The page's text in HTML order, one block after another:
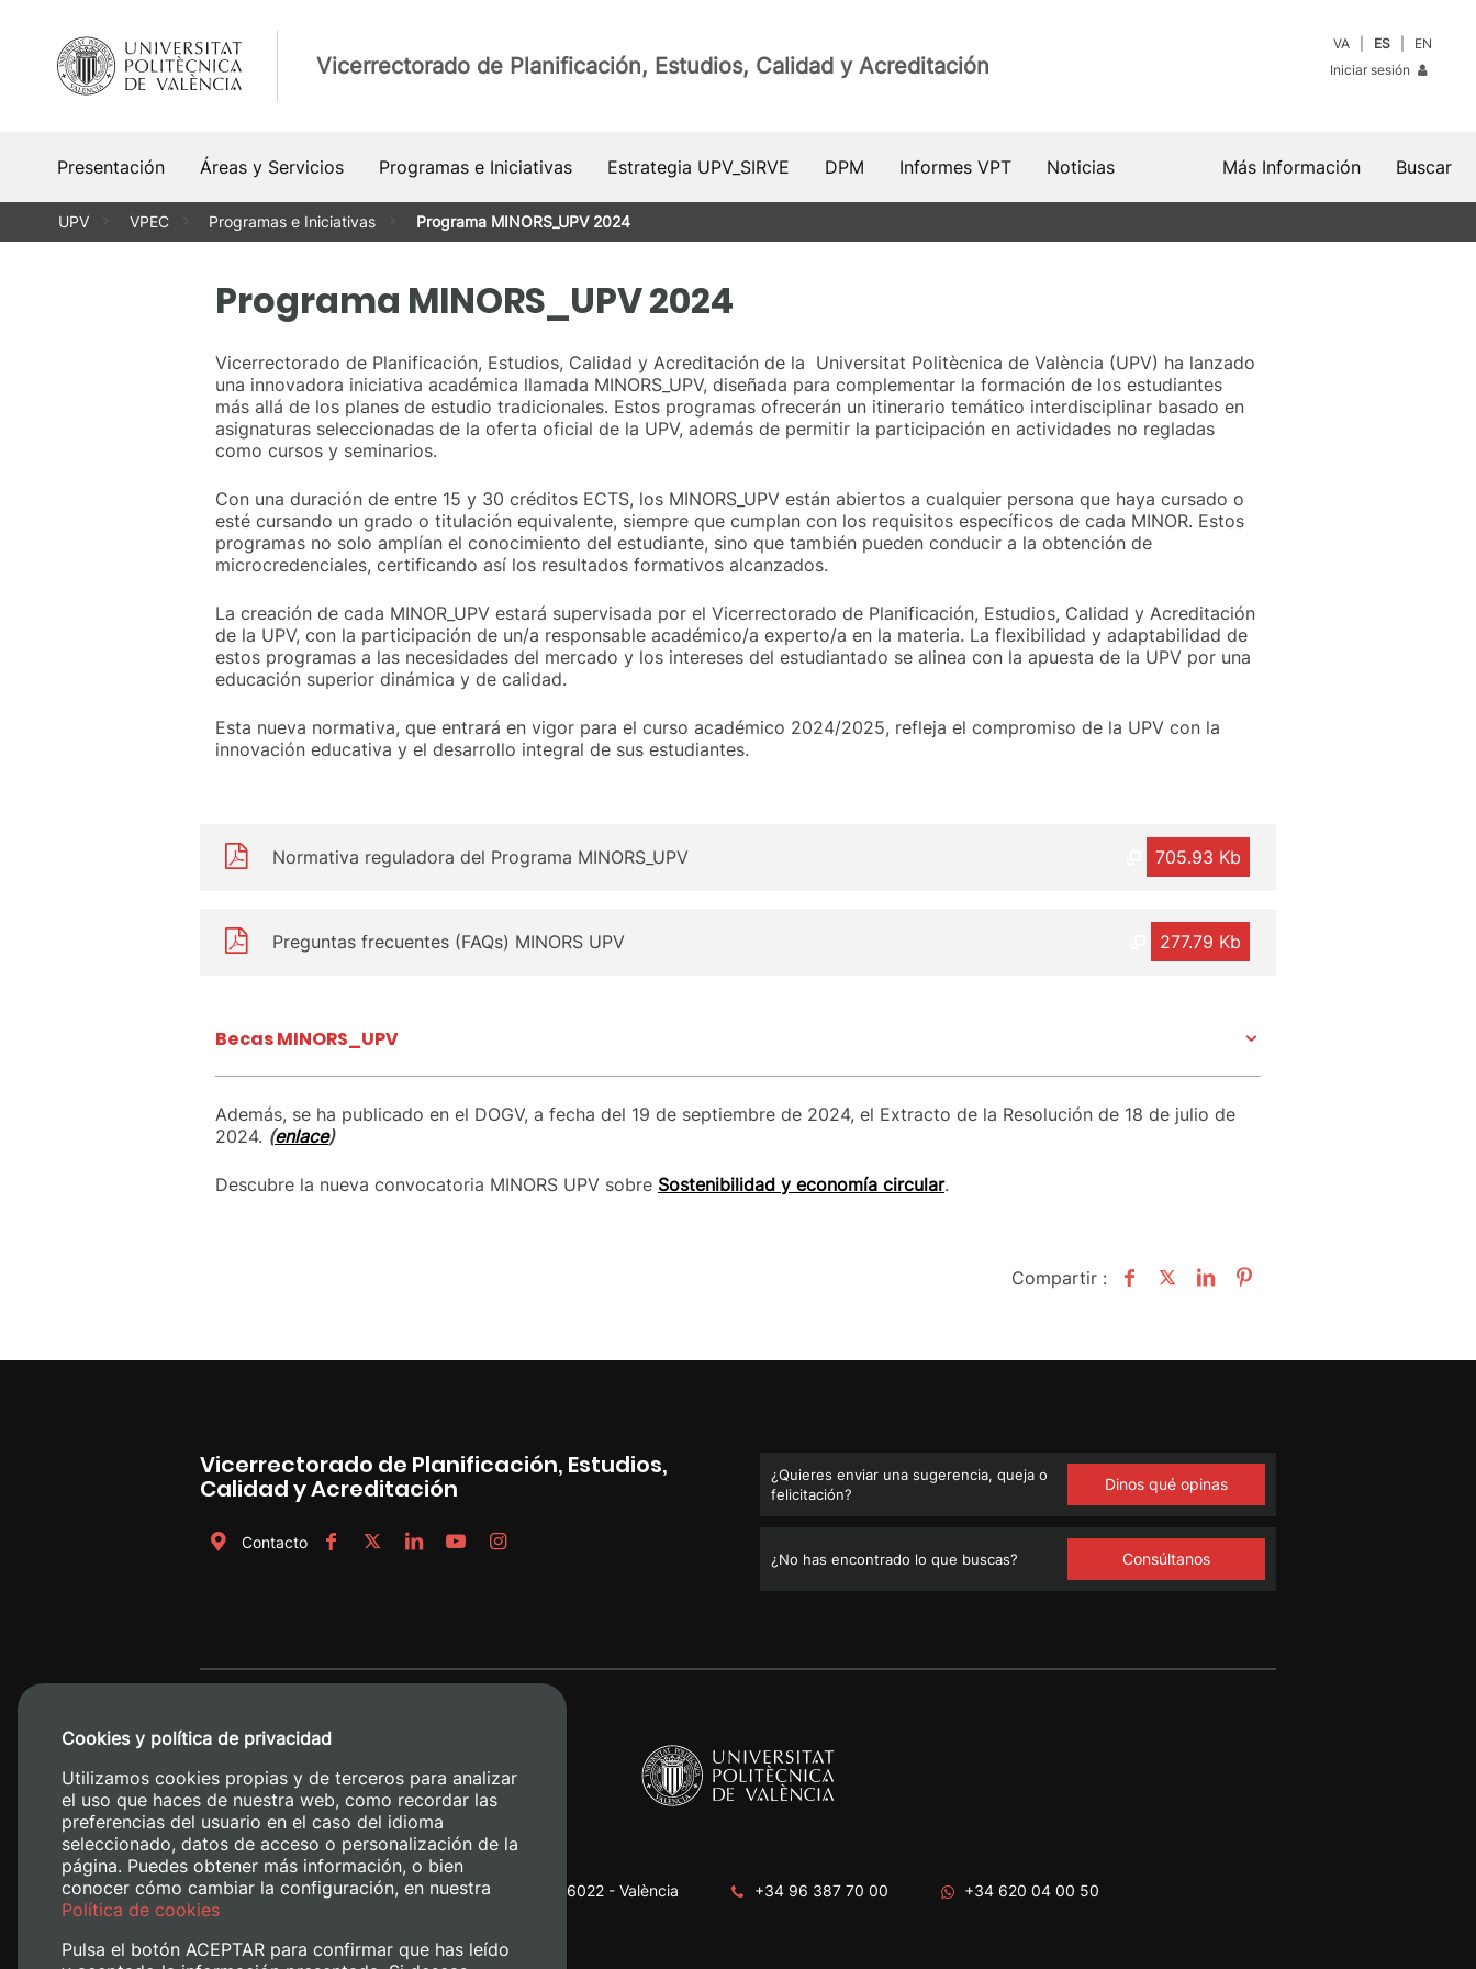
contenido
Vicerrectorado de Planificación, Estudios, Calidad y Acreditación
VA ES
EN
Iniciar sesión
Presentación Áreas y Servicios Programas e Iniciativas Estrategia UPV_SIRVE DPM Informes VPT Noticias Buscar
Más Información
UPV VPEC Programas e Iniciativas Programa MINORS_UPV 2024
Programa MINORS_UPV 2024
Vicerrectorado de Planificación, Estudios, Calidad y Acreditación de la Universitat Politècnica de València (UPV) ha lanzado
una innovadora iniciativa académica llamada MINORS_UPV, diseñada para complementar la formación de los estudiantes
más allá de los planes de estudio tradicionales. Estos programas ofrecerán un itinerario temático interdisciplinar basado en
asignaturas seleccionadas de la oferta oficial de la UPV, además de permitir la participación en actividades no regladas
como cursos y seminarios.
Con una duración de entre 15 y 30 créditos ECTS, los MINORS_UPV están abiertos a cualquier persona que haya cursado o
esté cursando un grado o titulación equivalente, siempre que cumplan con los requisitos específicos de cada MINOR. Estos
programas no solo amplían el conocimiento del estudiante, sino que también pueden conducir a la obtención de
microcredenciales, certificando así los resultados formativos alcanzados.
La creación de cada MINOR_UPV estará supervisada por el Vicerrectorado de Planificación, Estudios, Calidad y Acreditación
de la UPV, con la participación de un/a responsable académico/a experto/a en la materia. La flexibilidad y adaptabilidad de
estos programas a las necesidades del mercado y los intereses del estudiantado se alinea con la apuesta de la UPV por una
educación superior dinámica y de calidad.
Esta nueva normativa, que entrará en vigor para el curso académico 2024/2025, refleja el compromiso de la UPV con la
innovación educativa y el desarrollo integral de sus estudiantes.
705.93 Kb
Normativa reguladora del Programa MINORS_UPV
277.79 Kb
Preguntas frecuentes (FAQs) MINORS UPV
Becas MINORS_UPV
Además, se ha publicado en el DOGV, a fecha del 19 de septiembre de 2024, el Extracto de la Resolución de 18 de julio de
2024. (enlace)
Descubre la nueva convocatoria MINORS UPV sobre Sostenibilidad y economía circular.
Compartir :
Vicerrectorado de Planificación, Estudios,
Calidad y Acreditación
Contacto
¿Quieres enviar una sugerencia, queja o
felicitación?
Dinos qué opinas
¿No has encontrado lo que buscas? Consúltanos
Camino de Vera, s/n. 46022 - València +34 96 387 70 00 +34 620 04 00 50
Cookies y política de privacidad
Utilizamos cookies propias y de terceros para analizar
el uso que haces de nuestra web, como recordar las
preferencias del usuario en el caso del idioma
seleccionado, datos de acceso o personalización de la
página. Puedes obtener más información, o bien
conocer cómo cambiar la configuración, en nuestra
Política de cookies
Pulsa el botón ACEPTAR para confirmar que has leído